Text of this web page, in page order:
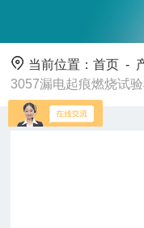
当前位置：首页 -
3057漏电起痕燃烧试